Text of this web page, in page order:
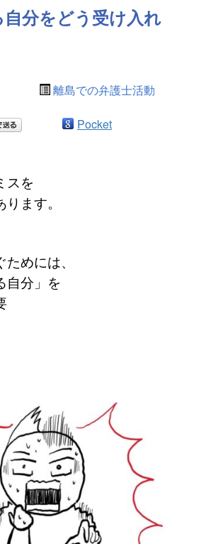
分をどう受け入れ
離島での弁護士活動
Pocket
スを
ます。
めには、
自分」を